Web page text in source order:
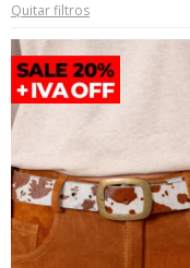
Quitar filtros